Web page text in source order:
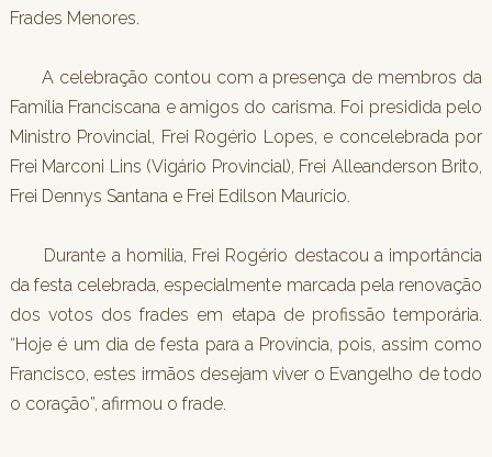
Frades Menores.
A celebração contou com a presença de membros da
Família Franciscana e amigos do carisma. Foi presidida pelo
Ministro Provincial, Frei Rogério Lopes, e concelebrada por
Frei Marconi Lins (Vigário Provincial), Frei Alleanderson Brito,
Frei Dennys Santana e Frei Edilson Maurício.
Durante a homilia, Frei Rogério destacou a importância
da festa celebrada, especialmente marcada pela renovação
dos votos dos frades em etapa de profissão temporária.
“Hoje é um dia de festa para a Província, pois, assim como
Francisco, estes irmãos desejam viver o Evangelho de todo
o coração”, afirmou o frade.